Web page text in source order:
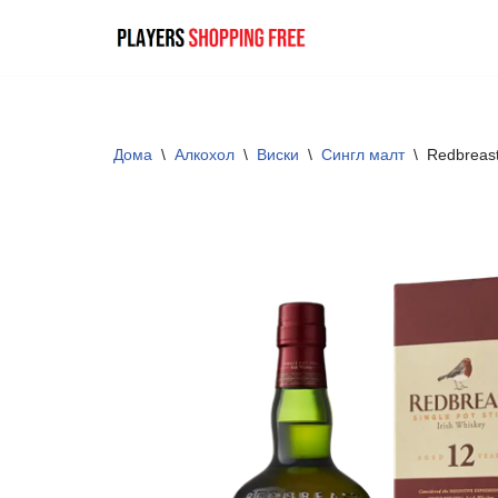
Дома \ Алкохол \ Виски \ Сингл малт \